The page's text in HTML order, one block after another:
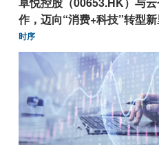
作，迈向“消费+科技”转型
时序